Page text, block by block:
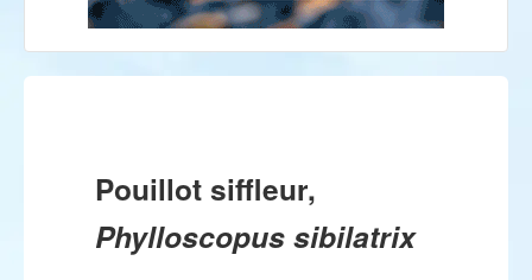
Pouillot siffleur,
Phylloscopus sibilatrix